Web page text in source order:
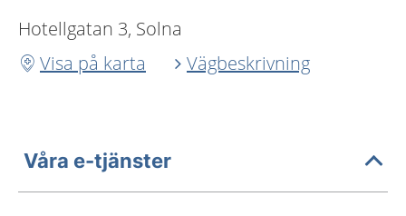
Hotellgatan 3, Solna
Visa på karta
Vägbeskrivning
Våra e-tjänster